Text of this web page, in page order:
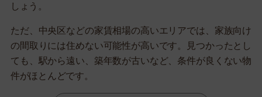
しょう。
ただ、中央区などの家賃相場の高いエリアでは、家族向け
の間取りには住めない可能性が高いです。見つかったとし
ても、駅から遠い、築年数が古いなど、条件が良くない物
件がほとんどです。